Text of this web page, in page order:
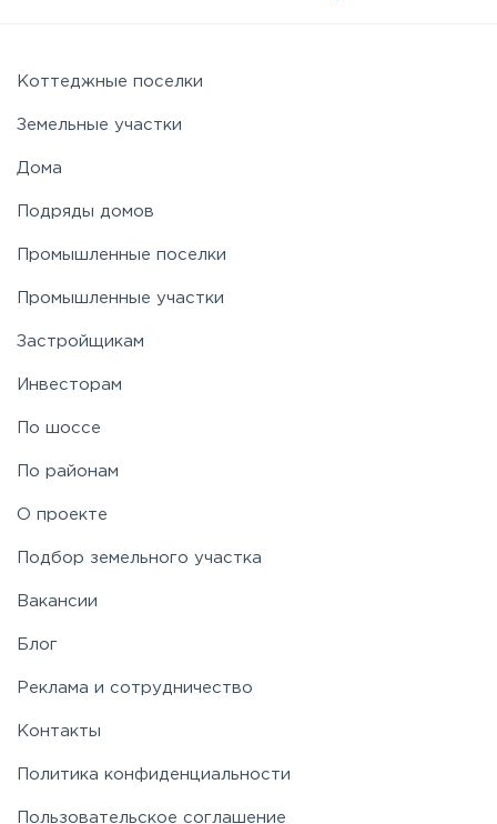
Симферопольское
Фряновское
Ярославское
Коттеджные поселки
Земельные участки
Дома
Подряды домов
Промышленные поселки
Промышленные участки
Застройщикам
Инвесторам
По шоссе
По районам
О проекте
Подбор земельного участка
Вакансии
Блог
Реклама и сотрудничество
Контакты
Политика конфиденциальности
Пользовательское соглашение